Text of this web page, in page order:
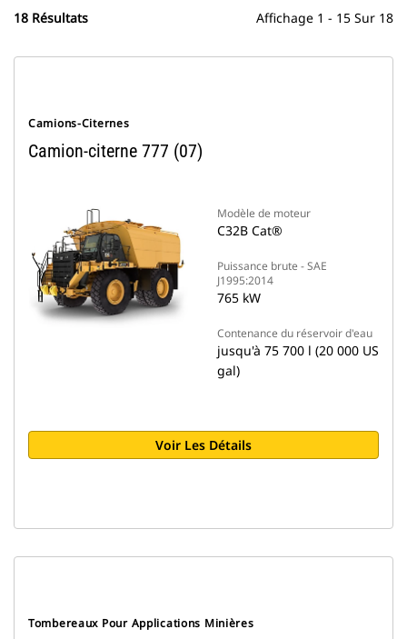
18 Résultats Affichage 1 - 15 Sur 18
Camions-Citernes
Camion-citerne 777 (07)
Modèle de moteur
C32B Cat®
Puissance brute - SAE
J1995:2014
765 kW
Contenance du réservoir d'eau
jusqu'à 75 700 l (20 000 US
gal)
Voir Les Détails
Tombereaux Pour Applications Minières